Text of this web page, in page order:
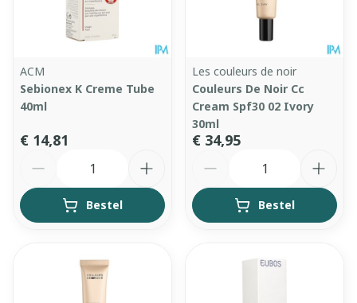
ACM
Sebionex K Creme Tube
40ml
€ 14,81
Bestel
Les couleurs de noir
Couleurs De Noir Cc
Cream Spf30 02 Ivory
30ml
€ 34,95
Bestel